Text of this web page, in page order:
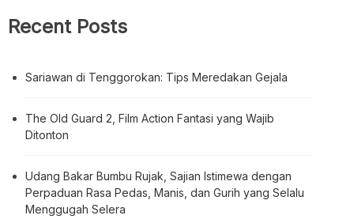
Recent Posts
Sariawan di Tenggorokan: Tips Meredakan Gejala
The Old Guard 2, Film Action Fantasi yang Wajib
Ditonton
Udang Bakar Bumbu Rujak, Sajian Istimewa dengan
Perpaduan Rasa Pedas, Manis, dan Gurih yang Selalu
Menggugah Selera